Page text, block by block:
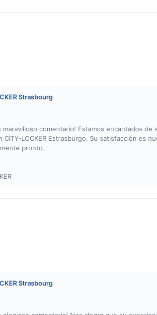
Strasbourg
maravilloso comentario! Estamos encantados
LOCKER Estrasburgo. Su satisfacción es
pronto.
Strasbourg